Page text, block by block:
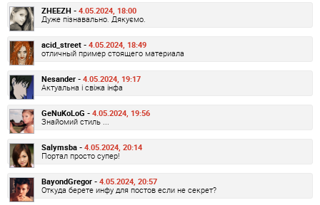
ZHEEZH - 4.05.2024, 18:00
Дуже пізнавально. Дякуємо.
acid_street - 4.05.2024, 18:49
отличный пример стоящего материала
Nesander - 4.05.2024, 19:17
Актуальна і свіжа інфа
GeNuKoLoG - 4.05.2024, 19:56
Знайомий стиль ...
Salymsba - 4.05.2024, 20:14
Портал просто супер!
BayondGregor - 4.05.2024, 20:57
Откуда берете инфу для постов если не секрет?